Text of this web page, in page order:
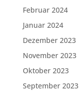
Februar 2024
Januar 2024
Dezember 2023
November 2023
Oktober 2023
September 2023